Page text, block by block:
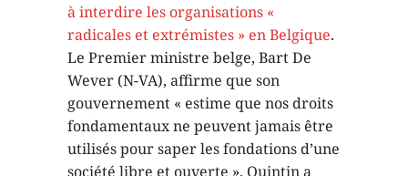
à interdire les organisations «
radicales et extrémistes » en Belgique.
Le Premier ministre belge, Bart De
Wever (N-VA), affirme que son
gouvernement « estime que nos droits
fondamentaux ne peuvent jamais être
utilisés pour saper les fondations d’une
société libre et ouverte ». Quintin a